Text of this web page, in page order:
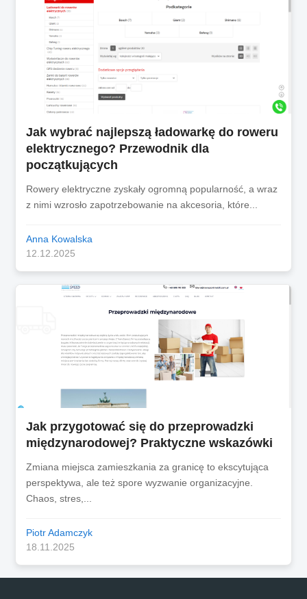
Jak wybrać najlepszą ładowarkę do roweru
elektrycznego? Przewodnik dla
początkujących
Rowery elektryczne zyskały ogromną popularność, a wraz
z nimi wzrosło zapotrzebowanie na akcesoria, które...
Anna Kowalska
12.12.2025
Jak przygotować się do przeprowadzki
międzynarodowej? Praktyczne wskazówki
Zmiana miejsca zamieszkania za granicę to ekscytująca
perspektywa, ale też spore wyzwanie organizacyjne.
Chaos, stres,...
Piotr Adamczyk
18.11.2025